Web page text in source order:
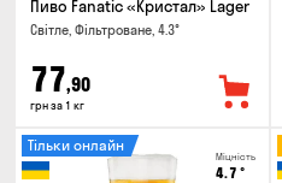
Пиво Fanatic «Кристал» Lager
Світле, Фільтроване, 4.3°
77,90
грн за 1 кг
Міцність
4.7 °
Тільки онлайн